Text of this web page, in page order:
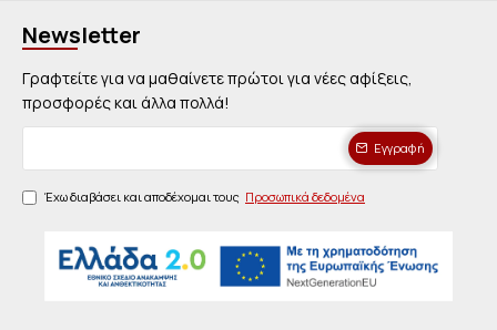
Newsletter
Γραφτείτε για να μαθαίνετε πρώτοι για νέες αφίξεις,
προσφορές και άλλα πολλά!
Εγγραφή
Έχω διαβάσει και αποδέχομαι τους Προσωπικά δεδομένα